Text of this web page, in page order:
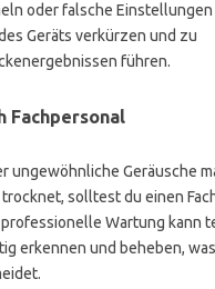
oder falsche Einstellungen
Geräts verkürzen und zu
führen.
Fachpersonal
ungewöhnliche Geräusche
solltest du einen
professionelle Wartung kann
erkennen und beheben,